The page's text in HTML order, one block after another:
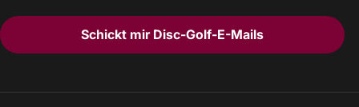
Schickt mir Disc-Golf-E-Mails